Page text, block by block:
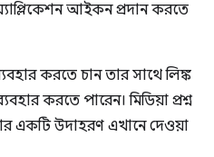
আইকন প্রদান করতে
করতে চান তার সাথে লিঙ্ক
করতে পারেন। মিডিয়া প্রশ্ন
একটি উদাহরণ এখানে দেওয়া